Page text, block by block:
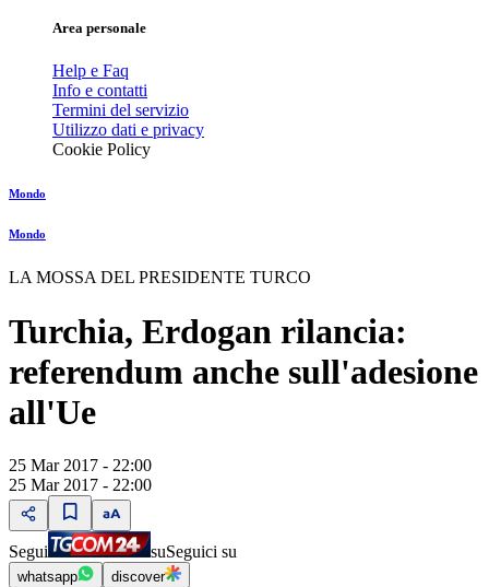
Area personale
Help e Faq
Info e contatti
Termini del servizio
Utilizzo dati e privacy
Cookie Policy
Mondo
Mondo
LA MOSSA DEL PRESIDENTE TURCO
Turchia, Erdogan rilancia:
referendum anche sull'adesione
all'Ue
25 Mar 2017 - 22:00
25 Mar 2017 - 22:00
Segui suSeguici su
whatsapp discover